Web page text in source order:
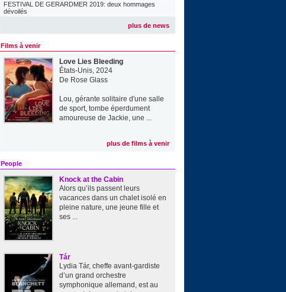
FESTIVAL DE GERARDMER 2019: deux hommages
dévoilés
plus de news
Films à venir
Love Lies Bleeding
États-Unis, 2024
De Rose Glass
Lou, gérante solitaire d'une salle
de sport, tombe éperdument
amoureuse de Jackie, une ...
plus de films à venir
People
Knock at the Cabin
Alors qu’ils passent leurs
vacances dans un chalet isolé en
pleine nature, une jeune fille et
ses ...
Tár
Lydia Tár, cheffe avant-gardiste
d’un grand orchestre
symphonique allemand, est au